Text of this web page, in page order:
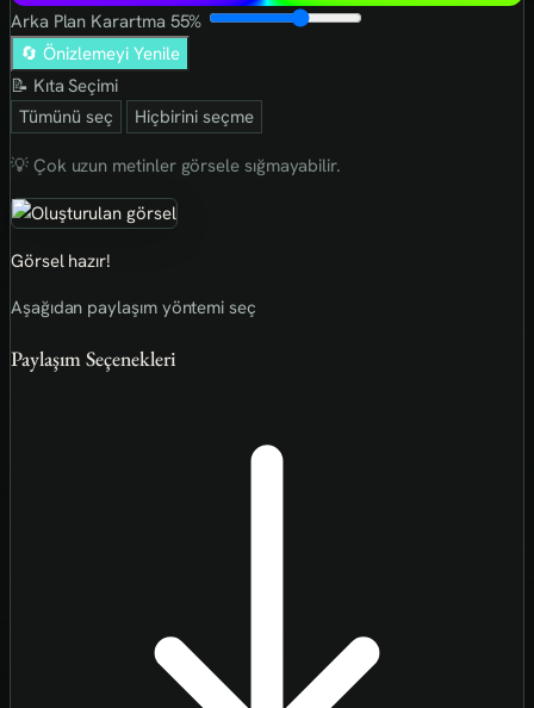
Arka Plan Karartma 55%
🔄 Önizlemeyi Yenile
📝 Kıta Seçimi
Tümünü seç
Hiçbirini seçme
💡 Çok uzun metinler görsele sığmayabilir.
Görsel hazır!
Aşağıdan paylaşım yöntemi seç
Paylaşım Seçenekleri